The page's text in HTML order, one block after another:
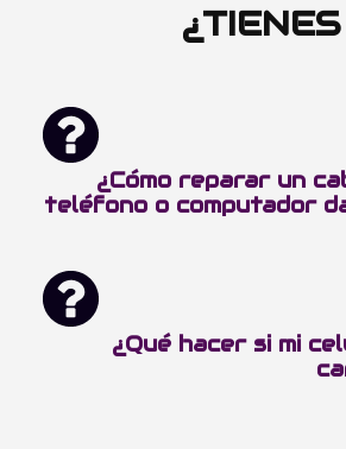
¿Cómo reparar un
teléfono o computador
¿Qué hacer si mi